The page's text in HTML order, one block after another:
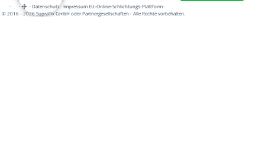
· · ·Datenschutz·Impressum EU-Online-Schlichtungs-Plattform·
© 2016 - 2026 SupraTix GmbH oder Partnergesellschaften - Alle Rechte vorbehalten.